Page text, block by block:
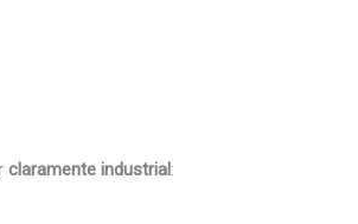
claramente industrial: